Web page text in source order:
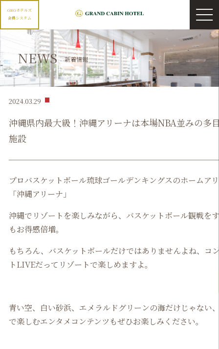
GRGホテルズ
会員システム
NEWS 新着情報
2024.03.29
沖縄県内最大級！沖縄アリーナは本場NBA並みの多
施設
プロバスケットボール琉球ゴールデンキングスのホームア
「沖縄アリーナ」
沖縄でリゾートを楽しみながら、バスケットボール観戦を
もお得感倍増。
もちろん、バスケットボールだけではありませんよね、コ
トLIVEだってリゾートで楽しめますよ。
青い空、白い砂浜、エメラルドグリーンの海だけじゃない
で楽しむエンタメコンテンツもぜひお楽しみください。